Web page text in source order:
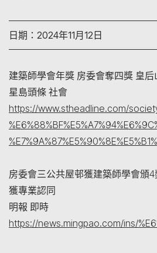
日期：2024年11月12日
建築師學會年獎 房委會奪四獎 皇
星島頭條 社會
https://www.stheadline.com/society/
房委會三公共屋邨獲建築師學會頒
獲專業認同
明報 即時
https://news.mingpao.com/ins/